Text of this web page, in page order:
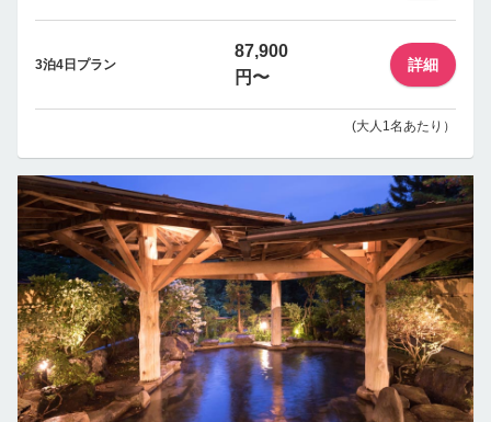
3泊4日プラン
87,900
円〜
詳細
(大人1名あたり）